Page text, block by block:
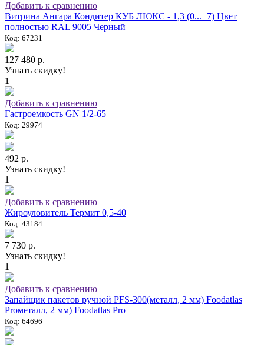
Добавить к сравнению
Витрина Ангара Кондитер КУБ ЛЮКС - 1,3 (0...+7) Цвет
полностью RAL 9005 Черный
Код: 67231
127 480 р.
Узнать скидку!
1
Добавить к сравнению
Гастроемкость GN 1/2-65
Код: 29974
492 р.
Узнать скидку!
1
Добавить к сравнению
Жироуловитель Термит 0,5-40
Код: 43184
7 730 р.
Узнать скидку!
1
Добавить к сравнению
Запайщик пакетов ручной PFS-300(металл, 2 мм) Foodatlas
Proметалл, 2 мм) Foodatlas Pro
Код: 64696